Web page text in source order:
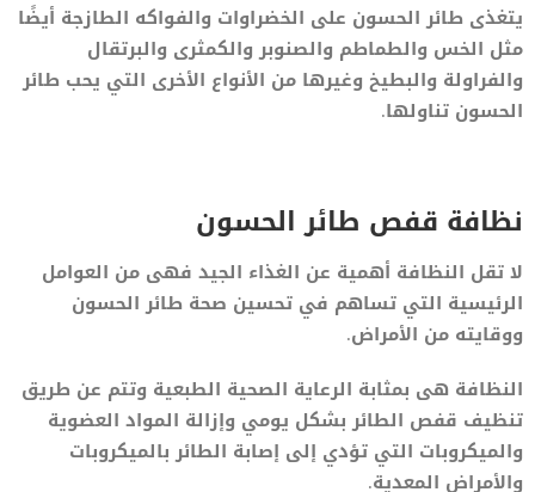
يتغذى طائر الحسون على الخضراوات والفواكه الطازجة أيضًا
مثل الخس والطماطم والصنوبر والكمثرى والبرتقال
والفراولة والبطيخ وغيرها من الأنواع الأخرى التي يحب طائر
الحسون تناولها.
نظافة قفص طائر الحسون
لا تقل النظافة أهمية عن الغذاء الجيد فهى من العوامل
الرئيسية التي تساهم في تحسين صحة طائر الحسون
ووقايته من الأمراض.
النظافة هى بمثابة الرعاية الصحية الطبعية وتتم عن طريق
تنظيف قفص الطائر بشكل يومي وإزالة المواد العضوية
والميكروبات التي تؤدي إلى إصابة الطائر بالميكروبات
والأمراض المعدية.